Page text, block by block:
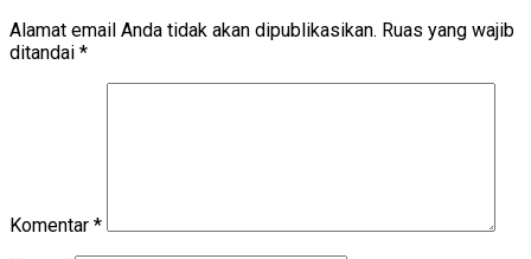
Alamat email Anda tidak akan dipublikasikan. Ruas yang wajib
ditandai *
Komentar *